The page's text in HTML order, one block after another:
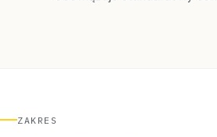
ZAKRES